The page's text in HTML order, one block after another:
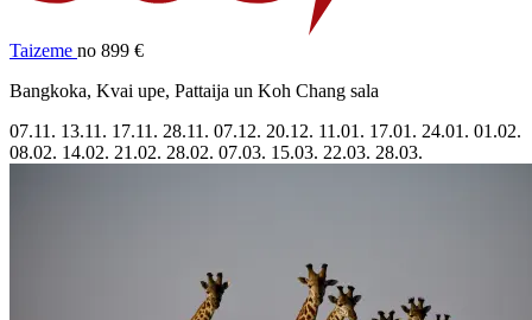
Taizeme no 899 €
Bangkoka, Kvai upe, Pattaija un Koh Chang sala
07.11. 13.11. 17.11. 28.11. 07.12. 20.12. 11.01. 17.01. 24.01. 01.02.
08.02. 14.02. 21.02. 28.02. 07.03. 15.03. 22.03. 28.03.